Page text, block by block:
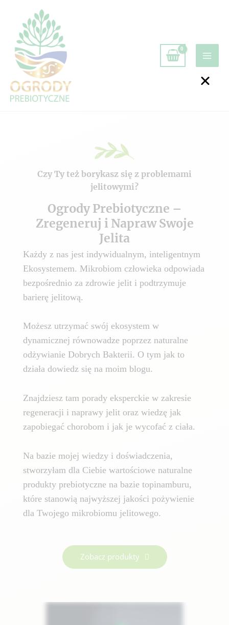
Czy Ty też borykasz się z problemami
jelitowymi?
Ogrody Prebiotyczne –
Zregeneruj i Napraw Swoje
Jelita
Każdy z nas jest indywidualnym, inteligentnym
Ekosystemem. Mikrobiom człowieka odpowiada
bezpośrednio za zdrowie jelit i podtrzymuje
barierę jelitową.
Możesz utrzymać swój ekosystem w
dynamicznej równowadze poprzez naturalne
odżywianie Dobrych Bakterii. O tym jak to
działa dowiedz się na moim blogu.
Znajdziesz tam porady eksperckie w zakresie
regeneracji i naprawy jelit oraz wiedzę jak
zapobiegać chorobom i jak je wycofać z ciała.
Na bazie mojej wiedzy i doświadczenia,
stworzyłam dla Ciebie wartościowe naturalne
produkty prebiotyczne na bazie topinamburu,
które stanowią najwyższej jakości pożywienie
dla Twojego mikrobiomu jelitowego.
Zobacz produkty